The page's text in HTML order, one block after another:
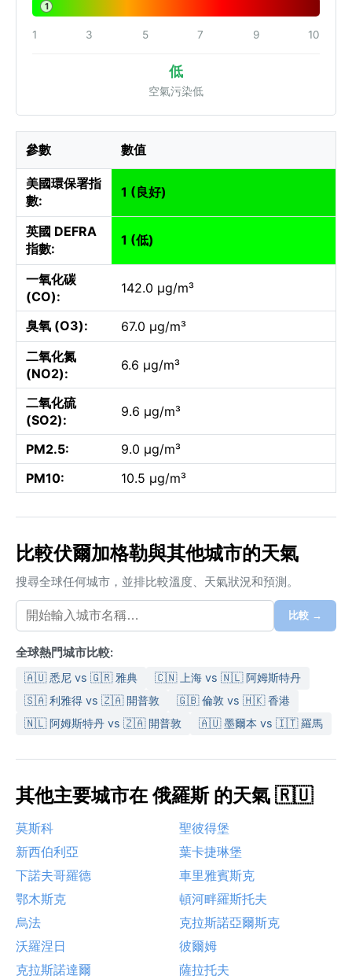
1
1 3 5 7 9 10
低
空氣污染低
參數 數值
美國環保署指
數:
1 (良好)
英國 DEFRA
指數:
1 (低)
一氧化碳
(CO):
142.0 µg/m³
臭氧 (O3):
67.0 µg/m³
二氧化氮
(NO2):
6.6 µg/m³
二氧化硫
(SO2):
9.6 µg/m³
PM2.5:
9.0 µg/m³
PM10:
10.5 µg/m³
比較伏爾加格勒與其他城市的天氣
搜尋全球任何城市，並排比較溫度、天氣狀況和預測。
比較 →
全球熱門城市比較:
🇦🇺 悉尼 vs 🇬🇷 雅典
🇨🇳 上海 vs 🇳🇱 阿姆斯特丹
🇸🇦 利雅得 vs 🇿🇦 開普敦
🇬🇧 倫敦 vs 🇭🇰 香港
🇳🇱 阿姆斯特丹 vs 🇿🇦 開普敦
🇦🇺 墨爾本 vs 🇮🇹 羅馬
其他主要城市在 俄羅斯 的天氣 🇷🇺
莫斯科
聖彼得堡
新西伯利亞
葉卡捷琳堡
下諾夫哥羅德
車里雅賓斯克
鄂木斯克
頓河畔羅斯托夫
烏法
克拉斯諾亞爾斯克
沃羅涅日
彼爾姆
克拉斯諾達爾
薩拉托夫